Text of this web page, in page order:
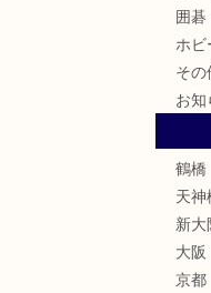
囲
ホビ
その
お知
鶴橋
天神
新大
大阪
京都